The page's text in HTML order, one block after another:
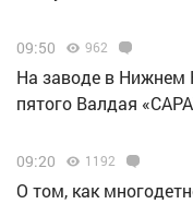
09:50 962
Н️а заводе в Нижнем
пятого Валдая
09:20 1192
О том, как